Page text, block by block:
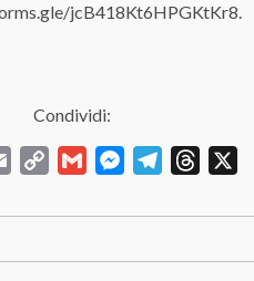
jcB418Kt6HPGKtKr8.
Condividi:
Email
Copy
Gmail MessengerTelegramThreads